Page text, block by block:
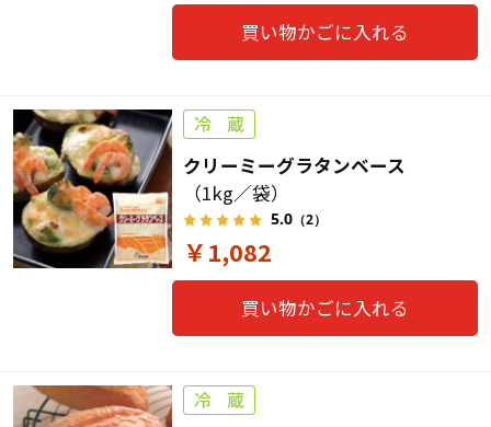
買い物かごに入れる
クリーミーグラタンベース
（1kg／袋）
5.0（2）
￥1,082
買い物かごに入れる